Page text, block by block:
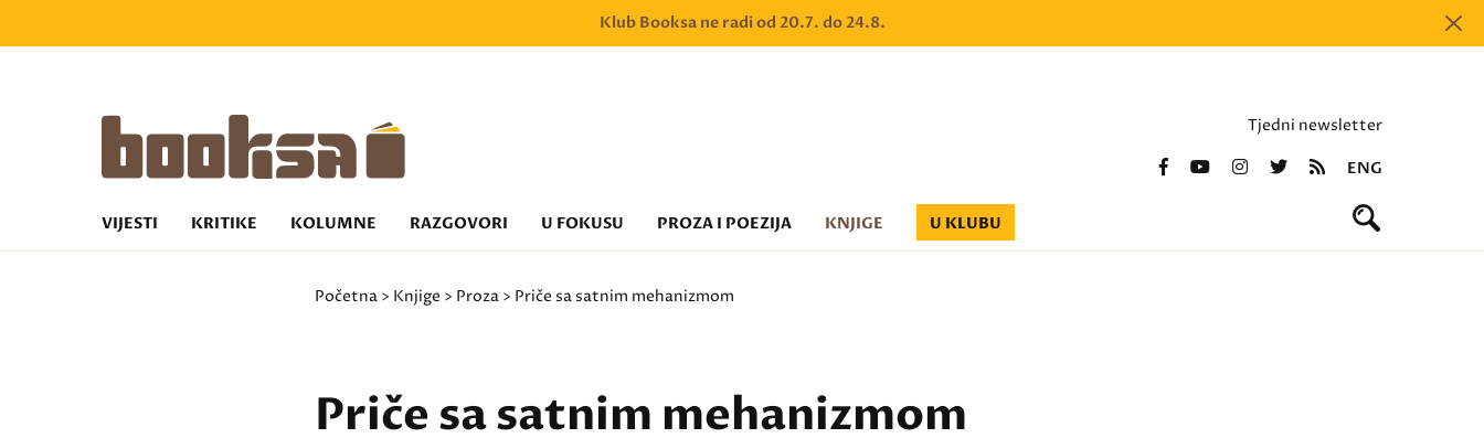
Klub Booksa ne radi od 20.7. do 24.8.
Tjedni newsletter
ENG
VIJESTI KRITIKE KOLUMNE RAZGOVORI U FOKUSU PROZA I POEZIJA KNJIGE U KLUBU
Početna > Knjige > Proza > Priče sa satnim mehanizmom
Priče sa satnim mehanizmom